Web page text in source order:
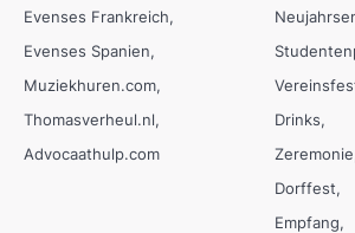
Evenses Frankreich
Evenses Spanien
Muziekhuren.com
Thomasverheul.nl
Advocaathulp.com
Drinks
Zeremonie
Dorffest
Empfang